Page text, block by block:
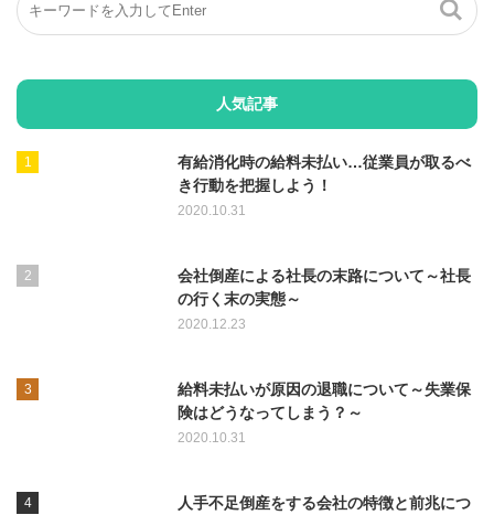
人気記事
有給消化時の給料未払い…従業員が取るべ
き行動を把握しよう！
2020.10.31
会社倒産による社長の末路について～社長
の行く末の実態～
2020.12.23
給料未払いが原因の退職について～失業保
険はどうなってしまう？～
2020.10.31
人手不足倒産をする会社の特徴と前兆につ